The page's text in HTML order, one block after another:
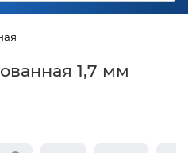
1,7 мм